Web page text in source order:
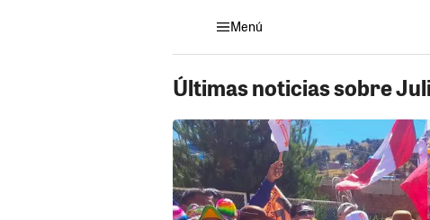
Menú
Últimas noticias sobre